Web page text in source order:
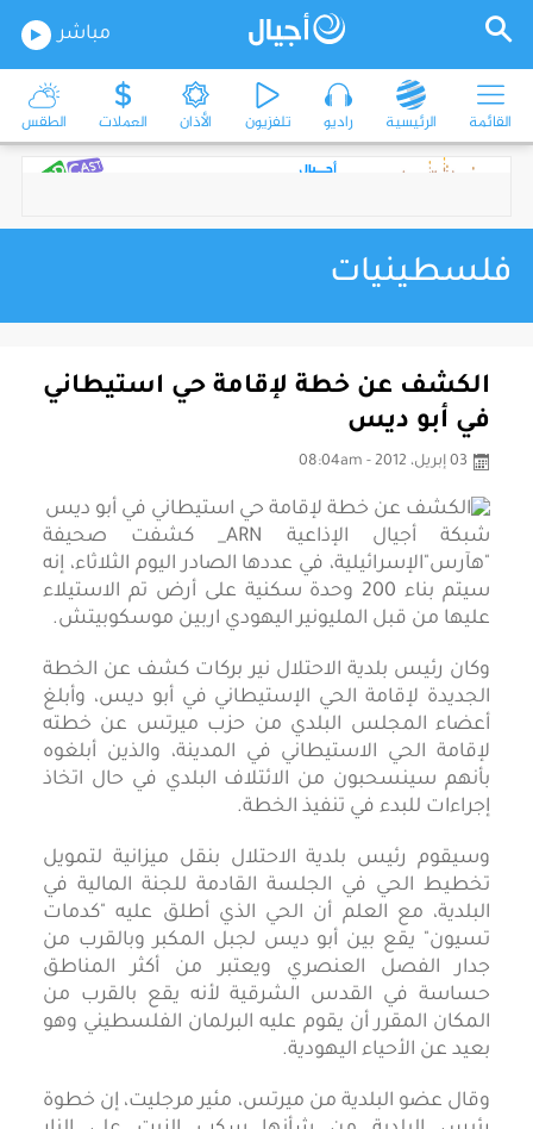
مباشر
القائمة الرئيسية راديو تلفزيون الأذان العملات الطقس
فلسطينيات
الكشف عن خطة لإقامة حي استيطاني
في أبو ديس
03 إبريل، 2012 - 08:04am
شبكة أجيال الإذاعية ARN_ كشفت صحيفة
"هآرس"الإسرائيلية، في عددها الصادر اليوم الثلاثاء، إنه
سيتم بناء 200 وحدة سكنية على أرض تم الاستيلاء
عليها من قبل المليونير اليهودي اربين موسكوبيتش.
وكان رئيس بلدية الاحتلال نير بركات كشف عن الخطة
الجديدة لإقامة الحي الإستيطاني في أبو ديس، وأبلغ
أعضاء المجلس البلدي من حزب ميرتس عن خطته
لإقامة الحي الاستيطاني في المدينة، والذين أبلغوه
بأنهم سينسحبون من الائتلاف البلدي في حال اتخاذ
إجراءات للبدء في تنفيذ الخطة.
وسيقوم رئيس بلدية الاحتلال بنقل ميزانية لتمويل
تخطيط الحي في الجلسة القادمة للجنة المالية في
البلدية، مع العلم أن الحي الذي أطلق عليه "كدمات
تسيون" يقع بين أبو ديس لجبل المكبر وبالقرب من
جدار الفصل العنصري ويعتبر من أكثر المناطق
حساسة في القدس الشرقية لأنه يقع بالقرب من
المكان المقرر أن يقوم عليه البرلمان الفلسطيني وهو
بعيد عن الأحياء اليهودية.
وقال عضو البلدية من ميرتس، مئير مرجليت، إن خطوة